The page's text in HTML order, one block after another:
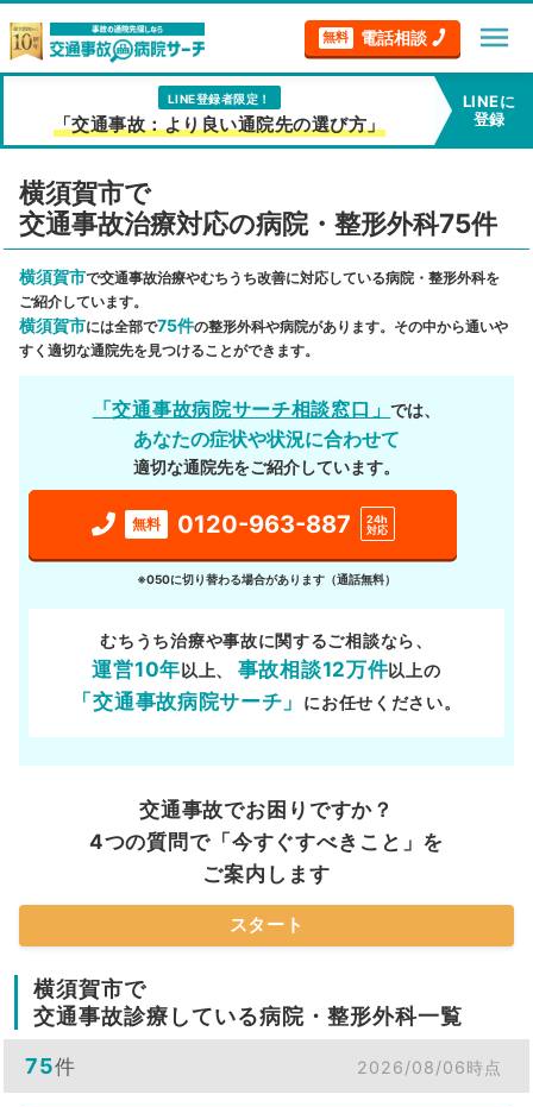
無料 電話相談 menu
LINE登録者限定！
「交通事故：より良い通院先の選び方」
LINEに
登録
横須賀市で
交通事故治療対応の病院・整形外科75件
横須賀市で交通事故治療やむちうち改善に対応している病院・整形外科を
ご紹介しています。
横須賀市には全部で75件の整形外科や病院があります。その中から通いや
すく適切な通院先を見つけることができます。
「交通事故病院サーチ相談窓口」では、
あなたの症状や状況に合わせて
適切な通院先をご紹介しています。
無料 0120-963-887
24h
対応
※050に切り替わる場合があります（通話無料）
むちうち治療や事故に関するご相談なら、
運営10年以上、 事故相談12万件以上の
「交通事故病院サーチ」 にお任せください。
交通事故でお困りですか？
4つの質問で「今すぐすべきこと」を
ご案内します
スタート
横須賀市で
交通事故診療している病院・整形外科一覧
75件 2026/08/06時点